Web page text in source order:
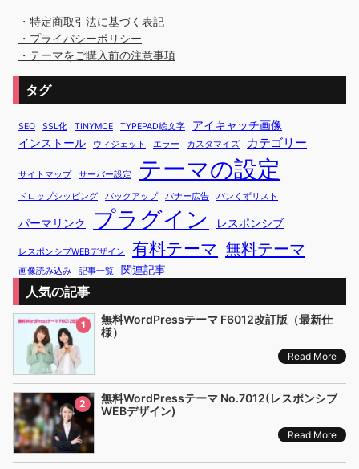
・特定商取引法に基づく表記
・プライバシーポリシー
・テーマをご購入前の注意事項
タグ
SEO SSL化 TINYMCE TYPEPAD絵文字
アイキャッチ画像
インストール
ウィジェット エラー カスタマイズ カテゴリー
サイトマップ サーバー設定 テーマの設定
ドロップシッピング バックアップ バナー広告 パンくずリスト
パーマリンク プラグイン レスポンシブ
レスポンシブWEBデザイン 有料テーマ 無料テーマ
画像読み込み 記事一覧 関連記事
人気の記事
1
無料WordPressテーマ F6012改訂版（最新仕
様）
Read More
2
無料WordPressテーマ No.7012(レスポンシブ
WEBデザイン)
Read More